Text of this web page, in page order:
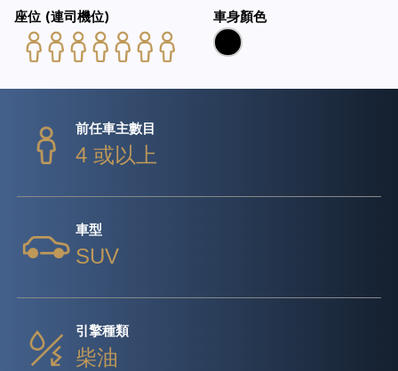
座位 (連司機位) 車身顏色
前任車主數目
4 或以上
車型
SUV
引擎種類
柴油